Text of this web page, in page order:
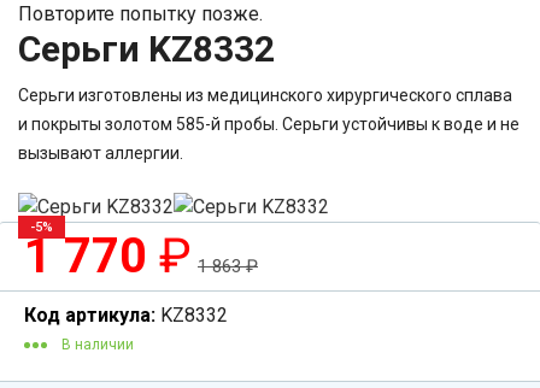
Повторите попытку позже.
Серьги KZ8332
Серьги изготовлены из медицинского хирургического сплава
и покрыты золотом 585-й пробы. Серьги устойчивы к воде и не
вызывают аллергии.
-5%
1 770 ₽ 1 863₽
Код артикула: KZ8332
В наличии